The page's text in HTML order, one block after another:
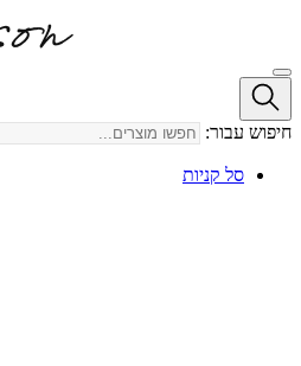
חיפוש עבור:
סל קניות